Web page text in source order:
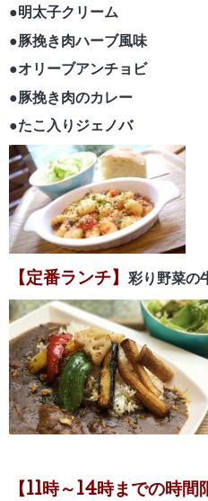
●明太子クリーム
●豚挽き肉ハーブ風味
●オリーブアンチョビ
●豚挽き肉のカレー
●たこ入りジェノバ
【定番ランチ】 彩り野菜の
【11時～14時までの時間